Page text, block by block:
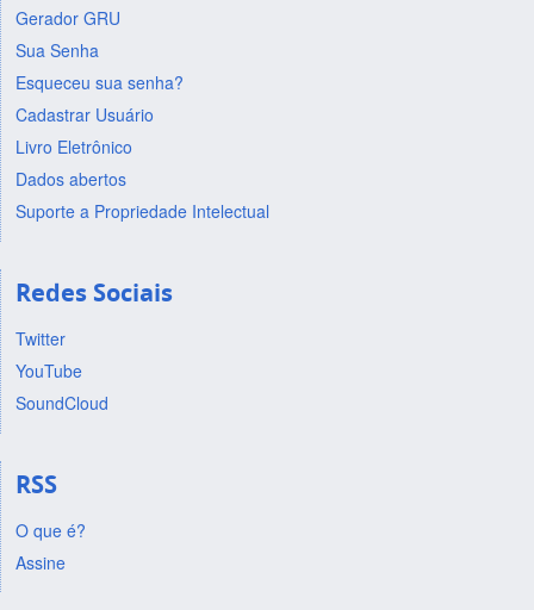
Gerador GRU
Sua Senha
Esqueceu sua senha?
Cadastrar Usuário
Livro Eletrônico
Dados abertos
Suporte a Propriedade Intelectual
Redes Sociais
Twitter
YouTube
SoundCloud
RSS
O que é?
Assine